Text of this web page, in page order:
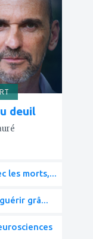
deuil
les morts,...
grâ...